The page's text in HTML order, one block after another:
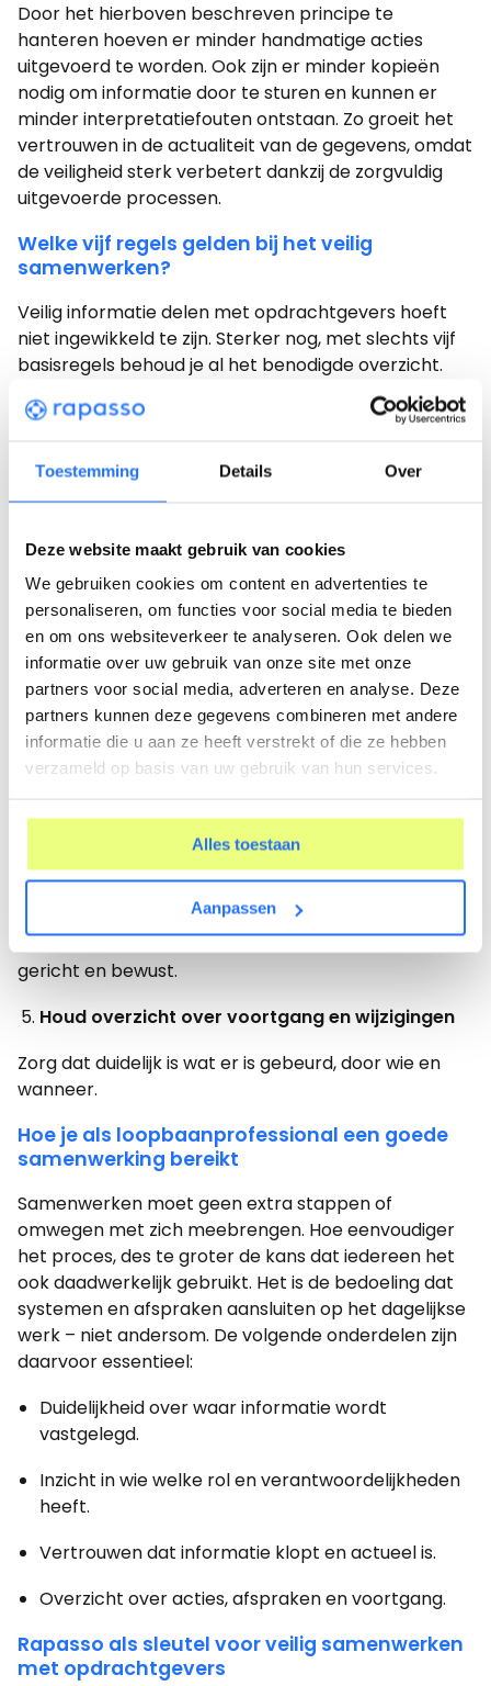
Toestemming Details Over
Deze website maakt gebruik van cookies
We gebruiken cookies om content en advertenties te
personaliseren, om functies voor social media te bieden
en om ons websiteverkeer te analyseren. Ook delen we
informatie over uw gebruik van onze site met onze
partners voor social media, adverteren en analyse. Deze
partners kunnen deze gegevens combineren met andere
informatie die u aan ze heeft verstrekt of die ze hebben
verzameld op basis van uw gebruik van hun services.
Alles toestaan
Aanpassen
Door het hierboven beschreven principe te
hanteren hoeven er minder handmatige acties
uitgevoerd te worden. Ook zijn er minder kopieën
nodig om informatie door te sturen en kunnen er
minder interpretatiefouten ontstaan. Zo groeit het
vertrouwen in de actualiteit van de gegevens, omdat
de veiligheid sterk verbetert dankzij de zorgvuldig
uitgevoerde processen.
Welke vijf regels gelden bij het veilig
samenwerken?
Veilig informatie delen met opdrachtgevers hoeft
niet ingewikkeld te zijn. Sterker nog, met slechts vijf
basisregels behoud je al het benodigde overzicht.
Door onderstaande regels toe te passen, kun je niet
alleen veilig vertrouwelijke informatie delen, maar
betrokkenen een stuk prettiger is.
Zorg dat alle betrokkenen weten waar informatie
staat en waar ze moeten werken.
Leg informatie één keer vast
Voorkom dubbele invoer en meerdere versies van
dezelfde gegevens.
Gebruik altijd de meest actuele informatie
documenten of bijlagen.
Deel alleen wat relevant is voor de
Niet iedereen hoeft alles te zien. Deel informatie
gericht en bewust.
Houd overzicht over voortgang en wijzigingen
Zorg dat duidelijk is wat er is gebeurd, door wie en
wanneer.
Hoe je als loopbaanprofessional een goede
samenwerking bereikt
Samenwerken moet geen extra stappen of
omwegen met zich meebrengen. Hoe eenvoudiger
het proces, des te groter de kans dat iedereen het
ook daadwerkelijk gebruikt. Het is de bedoeling dat
systemen en afspraken aansluiten op het dagelijkse
werk – niet andersom. De volgende onderdelen zijn
daarvoor essentieel:
Duidelijkheid over waar informatie wordt
vastgelegd.
Inzicht in wie welke rol en verantwoordelijkheden
heeft.
Vertrouwen dat informatie klopt en actueel is.
Overzicht over acties, afspraken en voortgang.
Rapasso als sleutel voor veilig samenwerken
met opdrachtgevers